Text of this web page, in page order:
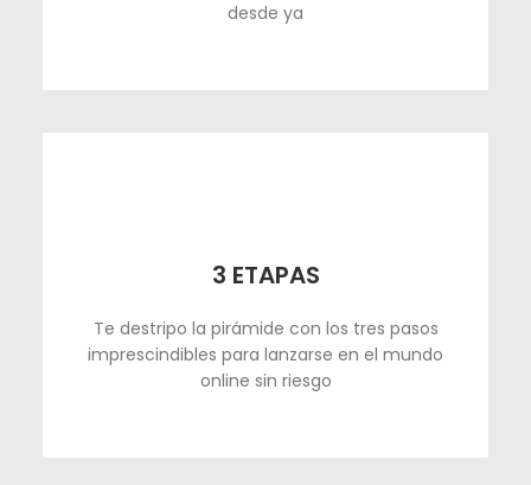
desde ya
3 ETAPAS
Te destripo la pirámide con los tres pasos
imprescindibles para lanzarse en el mundo
online sin riesgo